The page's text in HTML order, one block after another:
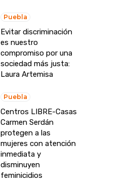
Puebla
Evitar discriminación
es nuestro
compromiso por una
sociedad más justa:
Laura Artemisa
Puebla
Centros LIBRE-Casas
Carmen Serdán
protegen a las
mujeres con atención
inmediata y
disminuyen
feminicidios